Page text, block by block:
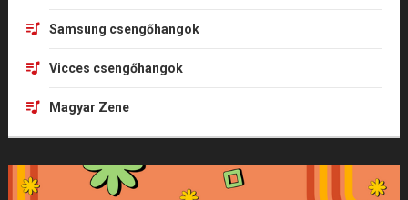
Samsung csengőhangok
Vicces csengőhangok
Magyar Zene